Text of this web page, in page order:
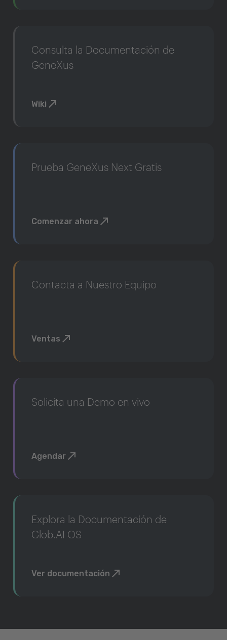
Consulta la Documentación de
GeneXus
Wiki
Prueba GeneXus Next Gratis
Comenzar ahora
Contacta a Nuestro Equipo
Ventas
Solicita una Demo en vivo
Agendar
Explora la Documentación de
Glob.AI OS
Ver documentación